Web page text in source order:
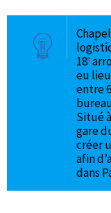
18e
eu
entre
Situé
gare
créer
afin
dans